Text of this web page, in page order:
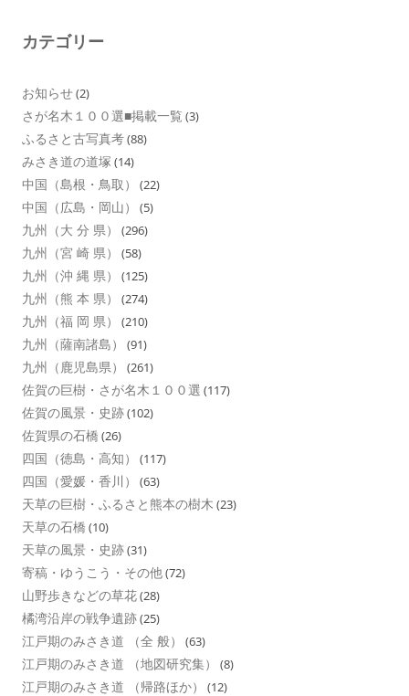
カテゴリー
お知らせ(2)
さが名木１００選■掲載一覧 (3)
ふるさと古写真考(88)
みさき道の道塚 (14)
中国（島根・鳥取） (22)
中国（広島・岡山） (5)
九州（大 分 県） (296)
九州（宮 崎 県） (58)
九州（沖 縄 県） (125)
九州（熊 本 県） (274)
九州（福 岡 県） (210)
九州（薩南諸島） (91)
九州（鹿児島県） (261)
佐賀の巨樹・さが名木１００選 (117)
佐賀の風景・史跡(102)
佐賀県の石橋 (26)
四国（徳島・高知） (117)
四国（愛媛・香川） (63)
天草の巨樹・ふるさと熊本の樹木 (23)
天草の石橋 (10)
天草の風景・史跡(31)
寄稿・ゆうこう・その他(72)
山野歩きなどの草花(28)
橘湾沿岸の戦争遺跡(25)
江戸期のみさき道 （全 般） (63)
江戸期のみさき道 （地図研究集） (8)
江戸期のみさき道 （帰路ほか） (12)